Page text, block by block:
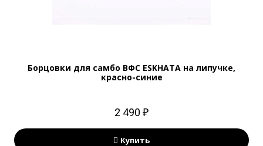
Борцовки для самбо ВФС ESKHATA на липучке,
красно-синие
2 490 ₽
Купить